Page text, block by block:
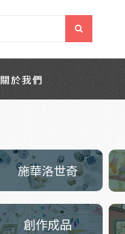
關於我們
施華洛世奇
創作成品